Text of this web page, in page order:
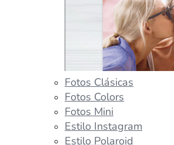
Fotos Clásicas
Fotos Colors
Fotos Mini
Estilo Instagram
Estilo Polaroid